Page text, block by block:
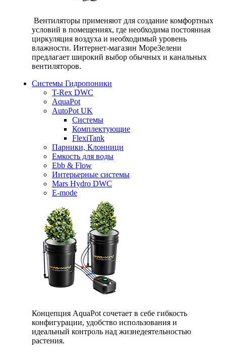
Вентиляторы применяют для создание комфортных
условий в помещениях, где необходима постоянная
циркуляция воздуха и необходимый уровень
влажности. Интернет-магазин МореЗелени
предлагает широкий выбор обычных и канальных
вентиляторов.
Системы Гидропоники
T-Rex DWC
AquaPot
AutoPot UK
Системы
Комплектующие
FlexiTank
Парники, Клонници
Емкость для воды
Ebb & Flow
Интерьерные системы
Mars Hydro DWC
E-mode
Концепция AquaPot сочетает в себе гибкость
конфигурации, удобство использования и
идеальный контроль над жизнедеятельностью
растения.